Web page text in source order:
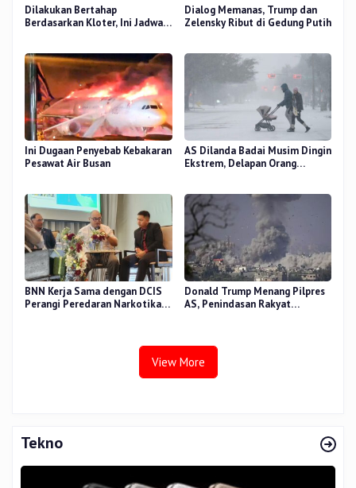
Dilakukan Bertahap
Berdasarkan Kloter, Ini Jadwal
Dialog Memanas, Trump dan
Zelensky Ribut di Gedung Putih
Ini Dugaan Penyebab Kebakaran
Pesawat Air Busan
AS Dilanda Badai Musim Dingin
Ekstrem, Delapan Orang
BNN Kerja Sama dengan DCIS
Perangi Peredaran Narkotika
Donald Trump Menang Pilpres
AS, Penindasan Rakyat
View More
Tekno